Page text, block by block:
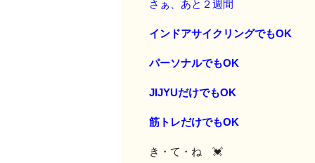
さぁ、あと２週間
インドアサイクリングでもOK
パーソナルでもOK
JIJYUだけでもOK
筋トレだけでもOK
き・て・ね 💓